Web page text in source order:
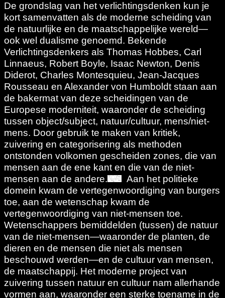
De grondslag van het verlichtingsdenken kun je
kort samenvatten als de moderne scheiding van
de natuurlijke en de maatschappelijke wereld—
ook wel dualisme genoemd. Bekende
Verlichtingsdenkers als Thomas Hobbes, Carl
Linnaeus, Robert Boyle, Isaac Newton, Denis
Diderot, Charles Montesquieu, Jean-Jacques
Rousseau en Alexander von Humboldt staan aan
de bakermat van deze scheidingen van de
Europese moderniteit, waaronder de scheiding
tussen object/subject, natuur/cultuur, mens/niet-
mens. Door gebruik te maken van kritiek,
zuivering en categorisering als methoden
ontstonden volkomen gescheiden zones, die van
mensen aan de ene kant en die van de niet-
mensen aan de andere.
Aan het politieke
domein kwam de vertegenwoordiging van burgers
toe, aan de wetenschap kwam de
vertegenwoordiging van niet-mensen toe.
Wetenschappers bemiddelden (tussen) de natuur
van de niet-mensen—waaronder de planten, de
dieren en de mensen die niet als mensen
beschouwd werden—en de cultuur van mensen,
de maatschappij. Het moderne project van
zuivering tussen natuur en cultuur nam allerhande
vormen aan, waaronder een sterke toename in de